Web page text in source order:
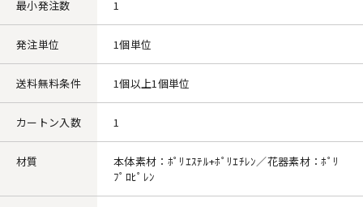
最小発注数 1
発注単位 1個単位
送料無料条件 1個以上1個単位
カートン入数 1
材質
本体素材：ﾎﾟﾘｴｽﾃﾙ+ﾎﾟﾘｴﾁﾚﾝ／花器素材：ﾎﾟﾘ
ﾌﾟﾛﾋﾟﾚﾝ